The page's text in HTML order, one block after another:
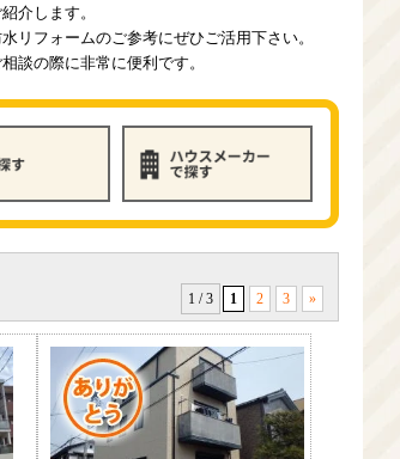
介します。
リフォームのご参考にぜひご活用下さい。
談の際に非常に便利です。
1 / 3 1 2 3 »